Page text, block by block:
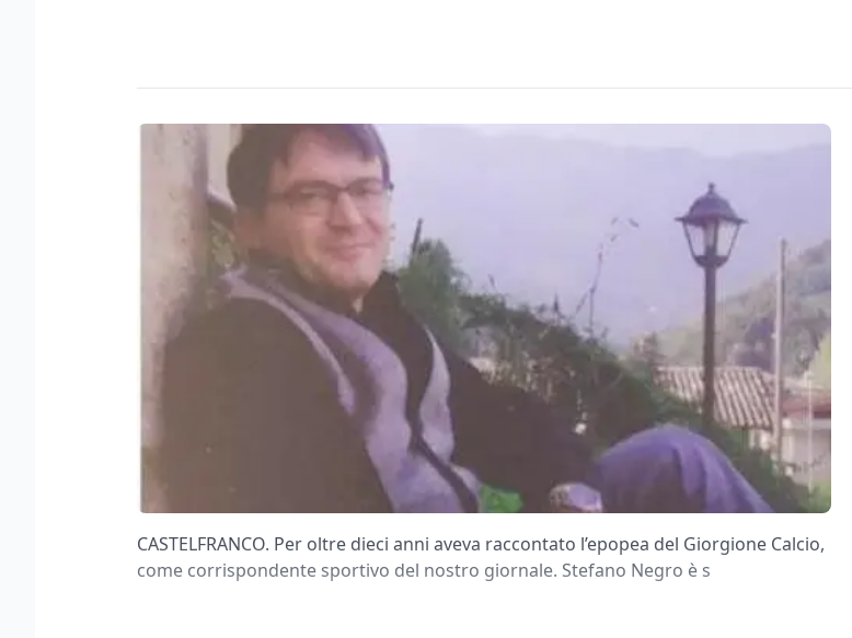
CASTELFRANCO. Per oltre dieci anni aveva raccontato l’epopea del Giorgione Calcio,
come corrispondente sportivo del nostro giornale. Stefano Negro è s